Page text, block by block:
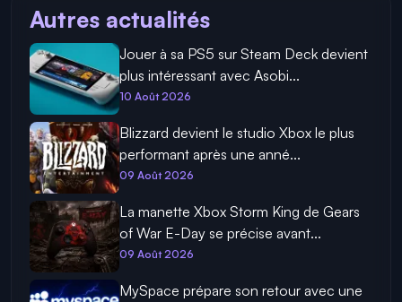
Autres actualités
Jouer à sa PS5 sur Steam Deck devient
plus intéressant avec Asobi...
10 Août 2026
Blizzard devient le studio Xbox le plus
performant après une anné...
09 Août 2026
La manette Xbox Storm King de Gears
of War E-Day se précise avant...
09 Août 2026
MySpace prépare son retour avec une